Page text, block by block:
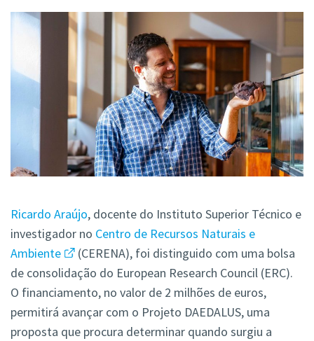
Ricardo Araújo, docente do Instituto Superior Técnico e
investigador no Centro de Recursos Naturais e
Ambiente
(CERENA), foi distinguido com uma bolsa
de consolidação do European Research Council (ERC).
O financiamento, no valor de 2 milhões de euros,
permitirá avançar com o Projeto DAEDALUS, uma
proposta que procura determinar quando surgiu a